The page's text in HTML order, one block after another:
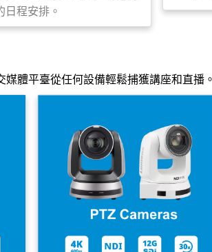
日程安排。
體平臺從任何設備輕鬆捕獲講座和直播。